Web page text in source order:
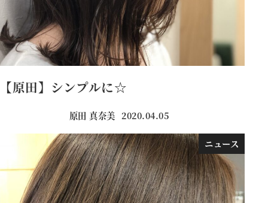
【原田】シンプルに☆
原田 真奈美 投稿日
2020.04.05
ニュース